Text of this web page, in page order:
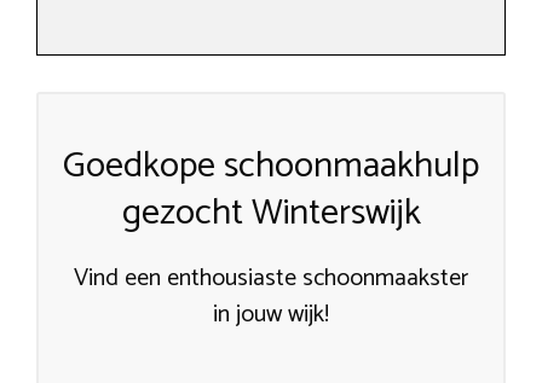
Goedkope schoonmaakhulp
gezocht Winterswijk
Vind een enthousiaste schoonmaakster
in jouw wijk!